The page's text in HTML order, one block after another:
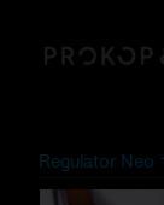
Regulator Neo